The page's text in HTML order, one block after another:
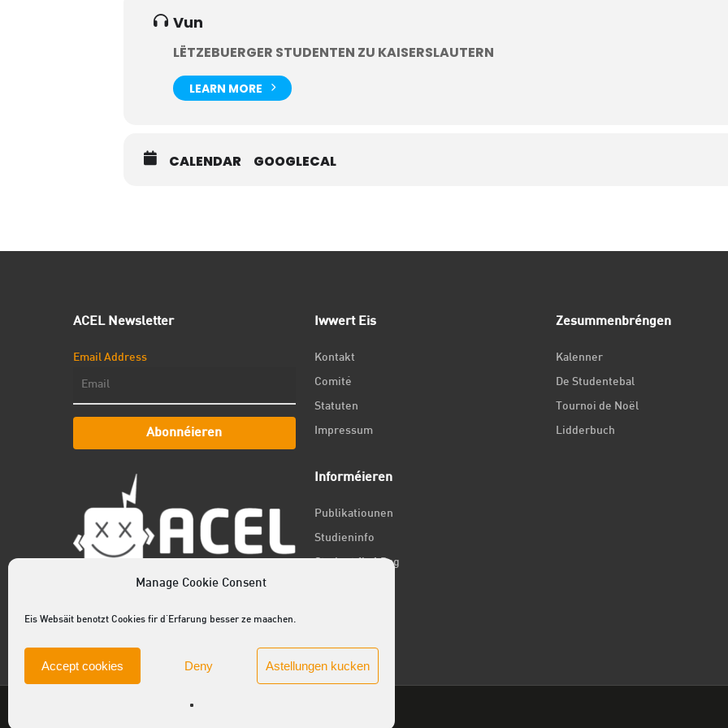
Manage Cookie Consent
Eis Websäit benotzt Cookies fir d'Erfarung besser ze maachen.
Accept cookies Deny Astellungen kucken
Vun
LËTZEBUERGER STUDENTEN ZU KAISERSLAUTERN
LEARN MORE
CALENDAR GOOGLECAL
ACEL Newsletter
Email Address
Abonnéieren
Iwwert Eis
Kontakt
Comité
Statuten
Impressum
Informéieren
Publikatiounen
Studieninfo
Student fir 1 Dag
Zesummenbréngen
Kalenner
De Studentebal
Tournoi de Noël
Lidderbuch